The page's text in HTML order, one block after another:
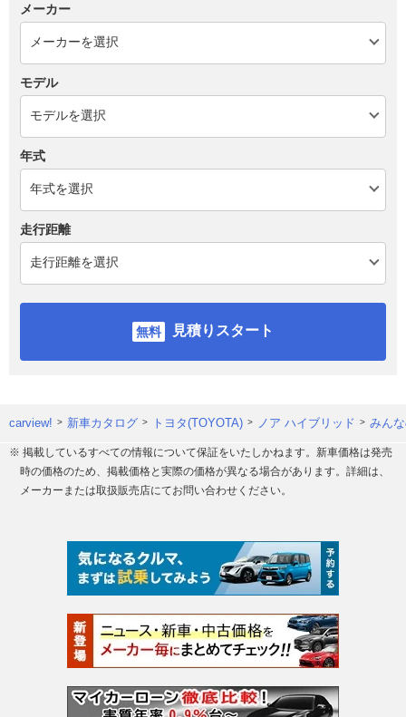
メーカー
モデル
年式
走行距離
見積りスタート
carview! 新車カタログ トヨタ(TOYOTA) ノア ハイブリッド みん
※ 掲載しているすべての情報について保証をいたしかねます。新車価格は発売
時の価格のため、掲載価格と実際の価格が異なる場合があります。詳細は、
メーカーまたは取扱販売店にてお問い合わせください。